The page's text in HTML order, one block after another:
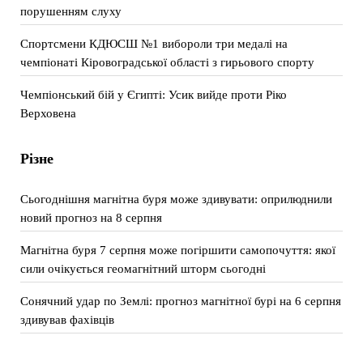
порушенням слуху
Спортсмени КДЮСШ №1 вибороли три медалі на
чемпіонаті Кіровоградської області з гирьового спорту
Чемпіонський бій у Єгипті: Усик вийде проти Ріко
Верховена
Різне
Сьогоднішня магнітна буря може здивувати: оприлюднили
новий прогноз на 8 серпня
Магнітна буря 7 серпня може погіршити самопочуття: якої
сили очікується геомагнітний шторм сьогодні
Сонячний удар по Землі: прогноз магнітної бурі на 6 серпня
здивував фахівців